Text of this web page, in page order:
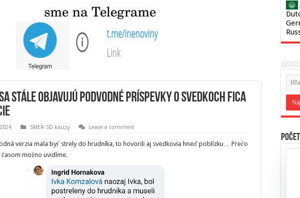
stále objavujú podvodné príspevky o svedkoch Fica
SMER-SD kauzy Leave a comment
verzia mala byť strely do hrudníka, to hovorili aj svedkovia hneď poblízku… Prečo
možno uvidíme.